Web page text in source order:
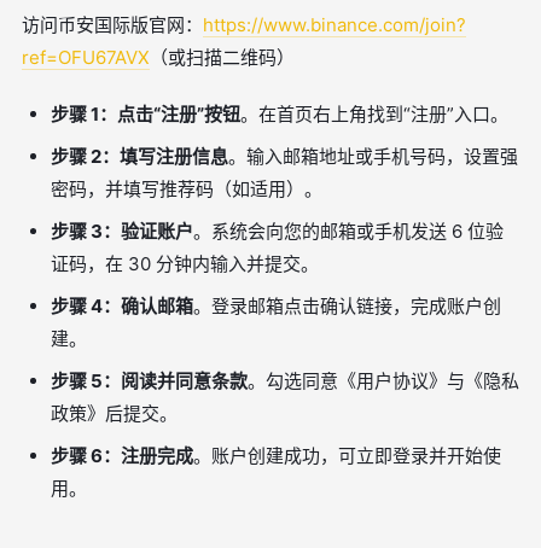
访问币安国际版官网： https://www.binance.com/join?
ref=OFU67AVX （或扫描二维码）
步骤 1：点击“注册”按钮。在首页右上角找到“注册”入口。
步骤 2：填写注册信息。输入邮箱地址或手机号码，设置强
密码，并填写推荐码（如适用）。
步骤 3：验证账户。系统会向您的邮箱或手机发送 6 位验
证码，在 30 分钟内输入并提交。
步骤 4：确认邮箱。登录邮箱点击确认链接，完成账户创
建。
步骤 5：阅读并同意条款。勾选同意《用户协议》与《隐私
政策》后提交。
步骤 6：注册完成。账户创建成功，可立即登录并开始使
用。